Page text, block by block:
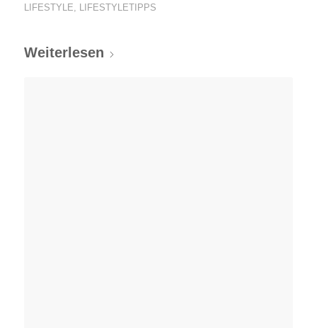
LIFESTYLE LIFESTYLETIPPS
Weiterlesen